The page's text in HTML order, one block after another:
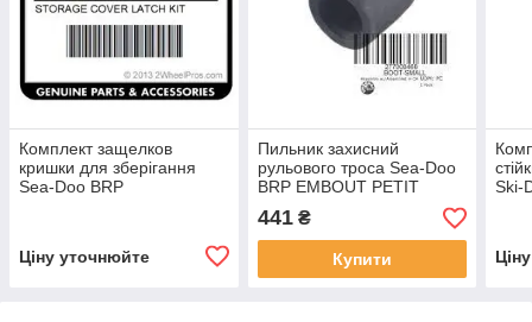
Комплект защелков
кришки для зберігання
Sea-Doo BRP
Ціну уточнюйте
Пильник захисний
рульового троса Sea-Doo
BRP EMBOUT PETIT
*BOOT-SMAL
441₴
Купити
Ski-